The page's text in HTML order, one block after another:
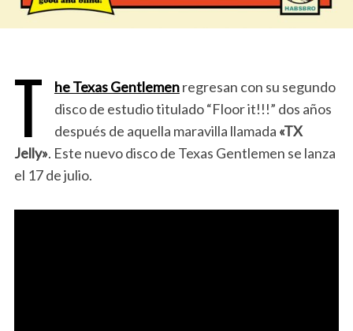
T he Texas Gentlemenregresan con su segundo
disco de estudio titulado “Floor it!!!” dos años
después de aquella maravilla llamada «TX
Jelly». Este nuevo disco de Texas Gentlemen se lanza
el 17 de julio.